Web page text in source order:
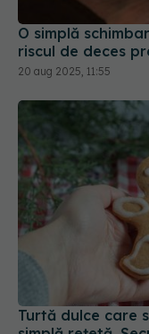
O simplă
riscul de deces
20 aug 2025, 11:55
Turtă dulce care